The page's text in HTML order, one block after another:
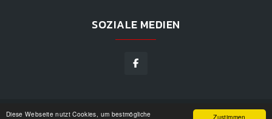
Zustimmen
Diese Webseite nutzt Cookies, um bestmögliche
SOZIALE MEDIEN
SWISSPOOL©2026|DESIGN BY UNSERE